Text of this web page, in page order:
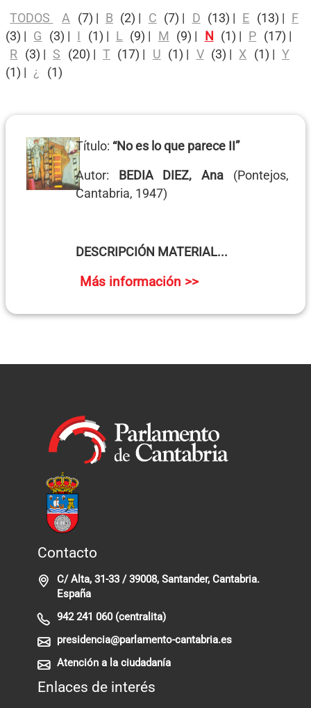
TODOS A (7) | B (2) | C (7) | D (13) | E (13) | F
(3) | G (3) | I (1) | L (9) | M (9) | N (1) | P (17) |
R
(3) | S (20) | T (17) | U (1) | V (3) | X (1) | Y
(1) | ¿ (1)
Título: “No es lo que parece II”
Autor: BEDIA DIEZ, Ana (Pontejos,
Cantabria, 1947)
DESCRIPCIÓN MATERIAL...
Más información >>
Contacto
C/ Alta, 31-33 / 39008, Santander, Cantabria.
España
942 241 060 (centralita)
presidencia@parlamento-cantabria.es
Atención a la ciudadanía
Enlaces de interés